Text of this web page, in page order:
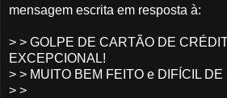
mensagem escrita em resposta à:
> > GOLPE DE CARTÃO DE
EXCEPCIONAL!
> > MUITO BEM FEITO e DIFÍCIL DE
> >